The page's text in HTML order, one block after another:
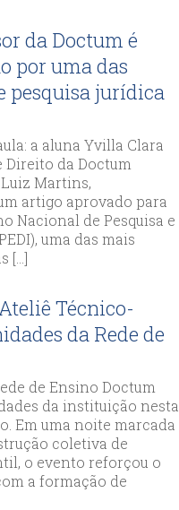
da Doctum é
por uma das
pesquisa jurídica
a aluna Yvilla Clara
Direito da Doctum
Martins,
artigo aprovado para
Nacional de Pesquisa e
uma das mais
[…]
Técnico-
da Rede de
de Ensino Doctum
da instituição nesta
Em uma noite marcada
coletiva de
o evento reforçou o
a formação de